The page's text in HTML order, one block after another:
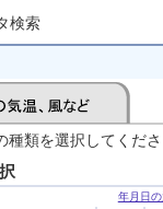
検索
種類を選択してくだ
年月日